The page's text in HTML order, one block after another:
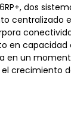
dos
centralizado
en un